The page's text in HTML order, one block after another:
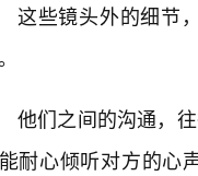
这些镜头外的细节
他们之间的沟通，
耐心倾听对方的心